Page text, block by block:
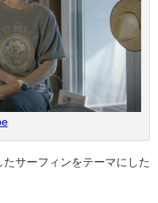
サーフィンをテーマにした